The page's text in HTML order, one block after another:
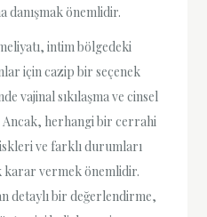
danışmak önemlidir.
intim bölgedeki
için cazip bir seçenek
vajinal sıkılaşma ve cinsel
Ancak, herhangi bir cerrahi
ve farklı durumları
vermek önemlidir.
detaylı bir değerlendirme,